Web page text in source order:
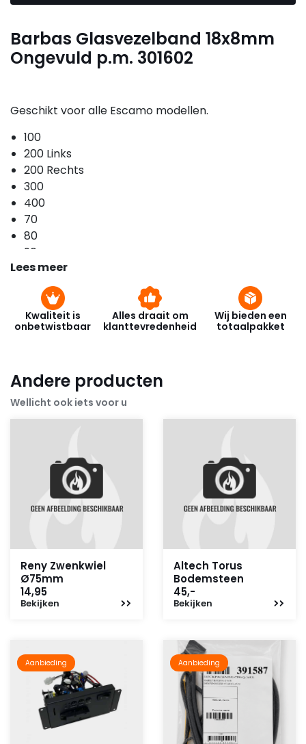
Barbas Glasvezelband 18x8mm
Ongevuld p.m. 301602
Geschikt voor alle Escamo modellen.
100
200 Links
200 Rechts
300
400
70
80
90
Lees meer
Kwaliteit is
onbetwistbaar
Alles draait om
klanttevredenheid
Wij bieden een
totaalpakket
Andere producten
Wellicht ook iets voor u
Reny Zwenkwiel
Ø75mm
14,95
Bekijken
Altech Torus
Bodemsteen
45,-
Bekijken
Aanbieding Aanbieding